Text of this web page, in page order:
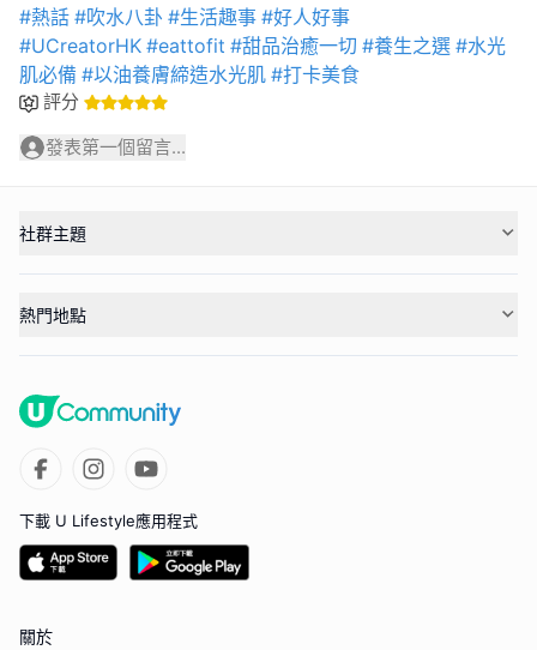
#熱話 #吹水八卦 #生活趣事 #好人好事
#UCreatorHK #eattofit #甜品治癒一切 #養生之選 #水光
肌必備 #以油養膚締造水光肌 #打卡美食
評分
發表第一個留言...
社群主題
熱門地點
下載 U Lifestyle應用程式
關於